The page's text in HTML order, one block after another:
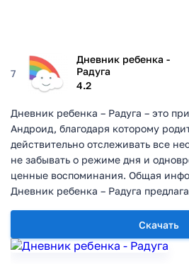
7
Дневник ребенка -
Радуга
4.2
Скачать
Дневник ребенка – Радуга – это
Андроид, благодаря которому
действительно отслеживать все
не забывать о режиме дня и
ценные воспоминания. Общая
Дневник ребенка – Радуга